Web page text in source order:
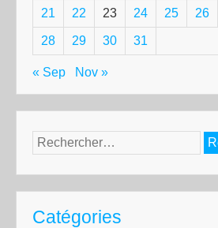
21 22 23 24 25 26
28 29 30 31
« Sep Nov »
Rechercher :
Catégories